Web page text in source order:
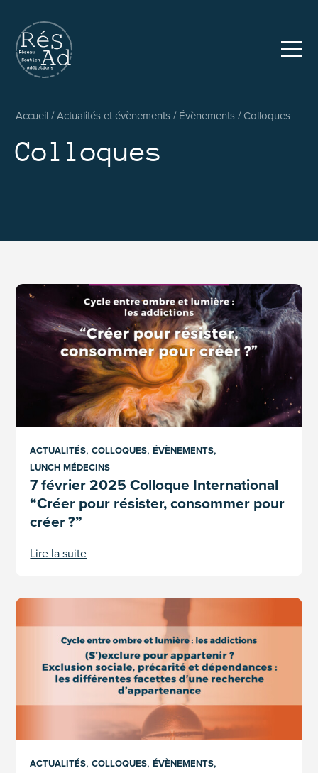
Réseau pluridisciplinaire d’accompagnement et de soutien
Accueil/Actualités et évènements/Évènements/Colloques
Colloques
7 février 2025 Colloque International “Créer pour résister,
ACTUALITÉS,COLLOQUES,ÉVÈNEMENTS,
LUNCH MÉDECINS
7 février 2025 Colloque International
“Créer pour résister, consommer pour
créer ?”
Lire la suite
26 JANVIER 2024 Colloque International « (S’)exclure pour
ACTUALITÉS,COLLOQUES,ÉVÈNEMENTS,